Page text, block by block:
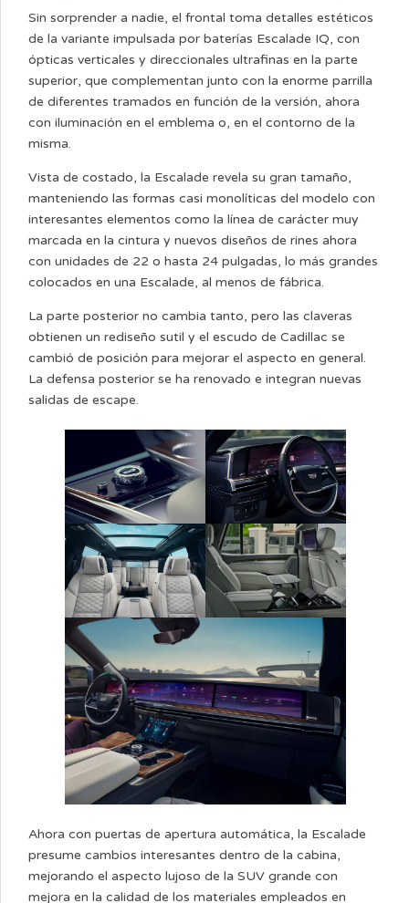
Sin sorprender a nadie, el frontal toma detalles estéticos
de la variante impulsada por baterías Escalade IQ, con
ópticas verticales y direccionales ultrafinas en la parte
superior, que complementan junto con la enorme parrilla
de diferentes tramados en función de la versión, ahora
con iluminación en el emblema o, en el contorno de la
misma.
Vista de costado, la Escalade revela su gran tamaño,
manteniendo las formas casi monolíticas del modelo con
interesantes elementos como la línea de carácter muy
marcada en la cintura y nuevos diseños de rines ahora
con unidades de 22 o hasta 24 pulgadas, lo más grandes
colocados en una Escalade, al menos de fábrica.
La parte posterior no cambia tanto, pero las claveras
obtienen un rediseño sutil y el escudo de Cadillac se
cambió de posición para mejorar el aspecto en general.
La defensa posterior se ha renovado e integran nuevas
salidas de escape.
Ahora con puertas de apertura automática, la Escalade
presume cambios interesantes dentro de la cabina,
mejorando el aspecto lujoso de la SUV grande con
mejora en la calidad de los materiales empleados en